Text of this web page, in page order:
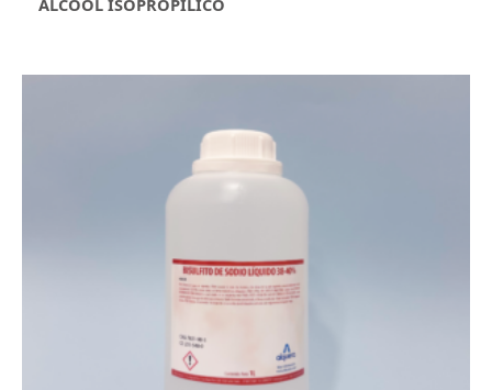
ÁLCOOL ISOPROPÍLICO